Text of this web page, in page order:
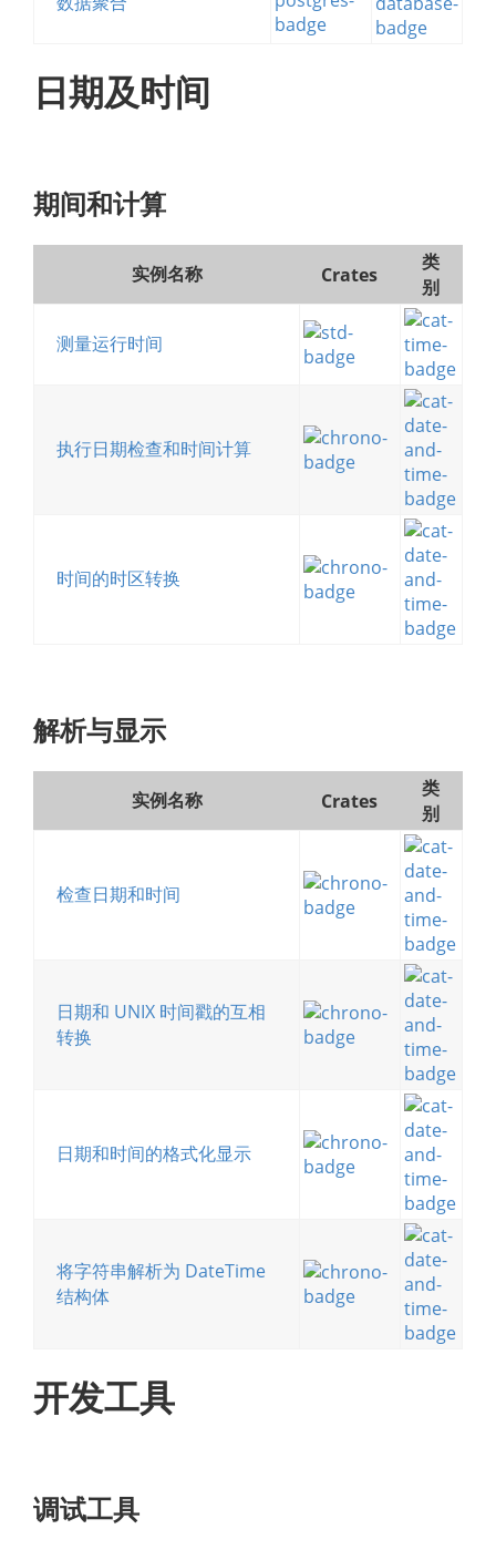
日期及时间
期间和计算
实例名称 Crates
类
别
测量运行时间
执行日期检查和时间计算
时间的时区转换
解析与显示
实例名称 Crates
类
别
检查日期和时间
日期和 UNIX 时间戳的互相
转换
日期和时间的格式化显示
将字符串解析为 DateTime
结构体
开发工具
调试工具